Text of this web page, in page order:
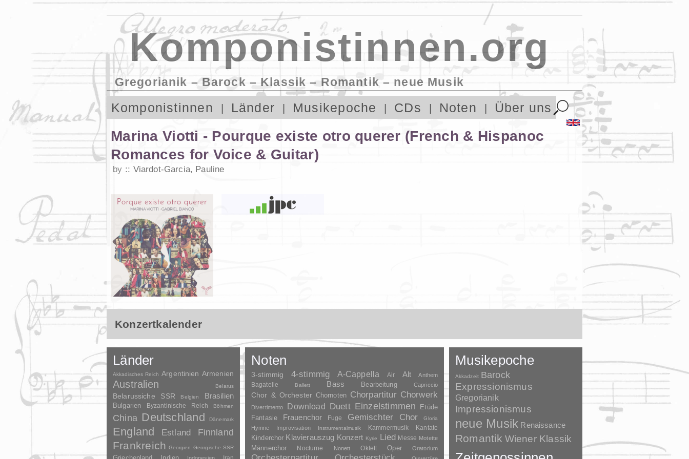
Komponistinnen.org
Gregorianik – Barock – Klassik – Romantik – neue Musik
Komponistinnen Länder Musikepoche CDs Noten Über uns
Marina Viotti - Pourque existe otro querer (French & Hispanoc
Romances for Voice & Guitar)
by Viardot-Garcia, Pauline
Konzertkalender
Länder
Akkadisches Reich Argentinien Armenien
Australien Belarus
Belarussiche SSR Belgien Brasilien
Bulgarien Byzantinische Reich Böhmen
China Deutschland Dänemark
England Estland Finnland
Frankreich Georgien Georgische SSR
Indonesien Iran
Noten
3-stimmig 4-stimmig A-Cappella Air Alt Anthem
Bagatelle Ballett Bass Bearbeitung Capriccio
Chor & Orchester Chornoten Chorpartitur Chorwerk
Divertimento Download Duett Einzelstimmen Etüde
Fantasie Frauenchor Fuge Gemischter Chor Gloria
Hymne Improvisation Instrumentalmusik Kammermusik Kantate
Kinderchor Klavierauszug Konzert Kyrie Lied Messe Motette
Männerchor Nocturne Nonett Oktett Oper Oratorium
Musikepoche
Akkadzeit Barock
Expressionismus
Gregorianik
Impressionismus
neue Musik Renaissance
Romantik Wiener Klassik